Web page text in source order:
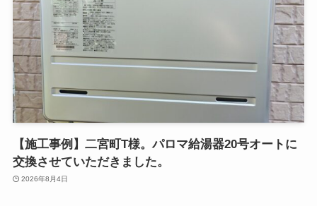
【施工事例】二宮町T様。パロマ給湯器20号オートに
交換させていただきました。
2026年8月4日